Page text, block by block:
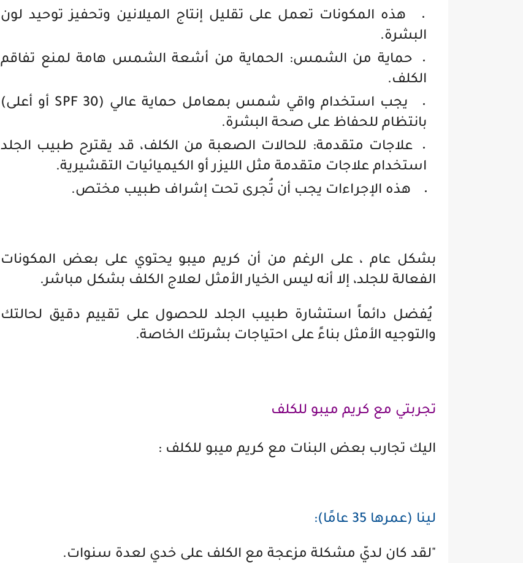
هذه المكونات تعمل على تقليل إنتاج الميلانين وتحفيز توحيد لون
البشرة.
حماية من الشمس: الحماية من أشعة الشمس هامة لمنع تفاقم
الكلف.
يجب استخدام واقي شمس بمعامل حماية عالي (SPF 30 أو أعلى)
بانتظام للحفاظ على صحة البشرة.
علاجات متقدمة: للحالات الصعبة من الكلف، قد يقترح طبيب الجلد
استخدام علاجات متقدمة مثل الليزر أو الكيميائيات التقشيرية.
هذه الإجراءات يجب أن تُجرى تحت إشراف طبيب مختص.
بشكل عام ، على الرغم من أن كريم ميبو يحتوي على بعض المكونات
الفعالة للجلد، إلا أنه ليس الخيار الأمثل لعلاج الكلف بشكل مباشر.
يُفضل دائماً استشارة طبيب الجلد للحصول على تقييم دقيق لحالتك
والتوجيه الأمثل بناءً على احتياجات بشرتك الخاصة.
تجربتي مع كريم ميبو للكلف
اليك تجارب بعض البنات مع كريم ميبو للكلف :
لينا (عمرها 35 عامًا):
"لقد كان لديّ مشكلة مزعجة مع الكلف على خدي لعدة سنوات.